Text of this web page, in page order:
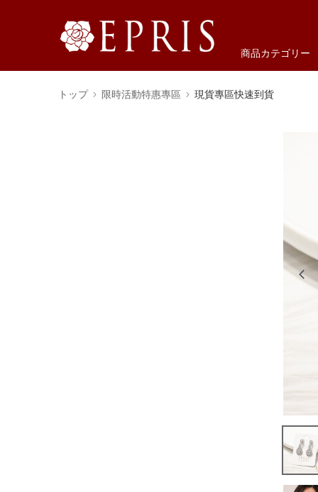
商品カテゴリー
トップ 限時活動特惠專區 現貨專區快速到貨